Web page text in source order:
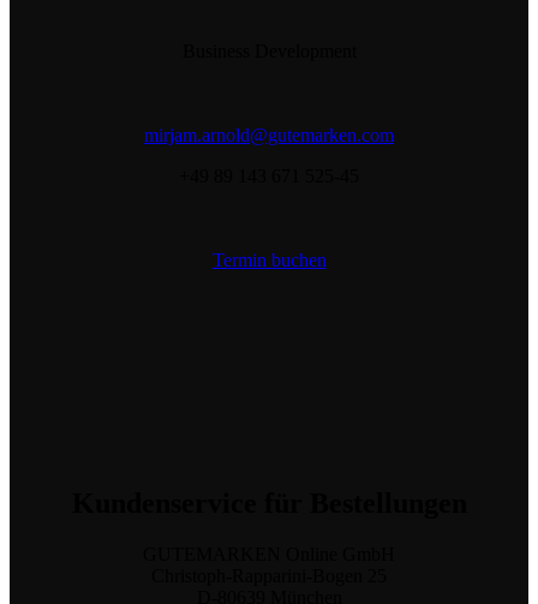
mirjam.arnold@gutemarken.com
Termin buchen